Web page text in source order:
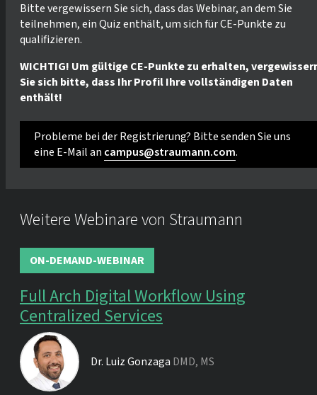
Bitte vergewissern Sie sich, dass das Webinar, an dem Sie
teilnehmen, ein Quiz enthält, um sich für CE-Punkte zu
qualifizieren.
WICHTIG! Um gültige CE-Punkte zu erhalten,
Sie sich bitte, dass Ihr Profil Ihre vollständigen Daten
enthält!
Probleme bei der Registrierung? Bitte senden Sie uns
eine E-Mail an campus@straumann.com.
Weitere Webinare von Straumann
ON-DEMAND-WEBINAR
Full Arch Digital Workflow Using
Centralized Services
Dr. Luiz Gonzaga DMD, MS